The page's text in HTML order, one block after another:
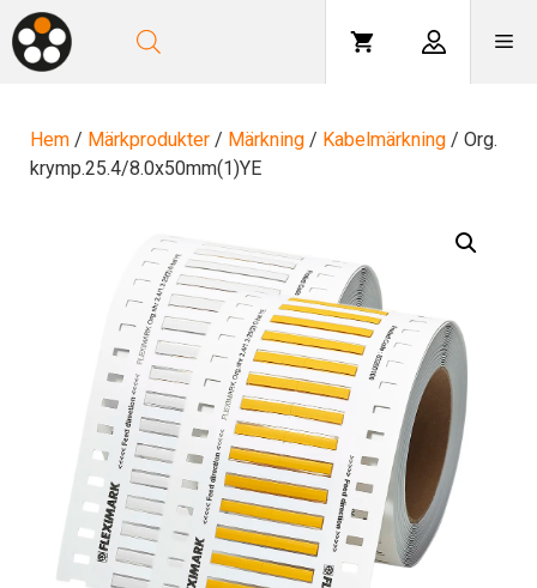
Hoppa
till
innehåll
Hem / Märkprodukter / Märkning / Kabelmärkning / Org.
krymp.25.4/8.0x50mm(1)YE